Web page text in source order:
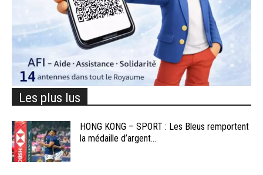
Les plus lus
HONG KONG – SPORT : Les Bleus remportent
la médaille d’argent...